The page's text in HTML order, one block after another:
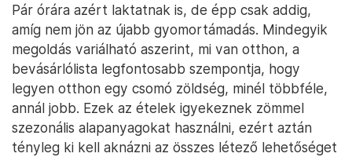
Pár órára azért laktatnak is, de épp csak addig,
amíg nem jön az újabb gyomortámadás. Mindegyik
megoldás variálható aszerint, mi van otthon, a
bevásárlólista legfontosabb szempontja, hogy
legyen otthon egy csomó zöldség, minél többféle,
annál jobb. Ezek az ételek igyekeznek zömmel
szezonális alapanyagokat használni, ezért aztán
tényleg ki kell aknázni az összes létező lehetőséget